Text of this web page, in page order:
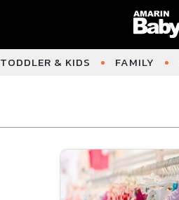
TODDLER & KIDS FAMILY